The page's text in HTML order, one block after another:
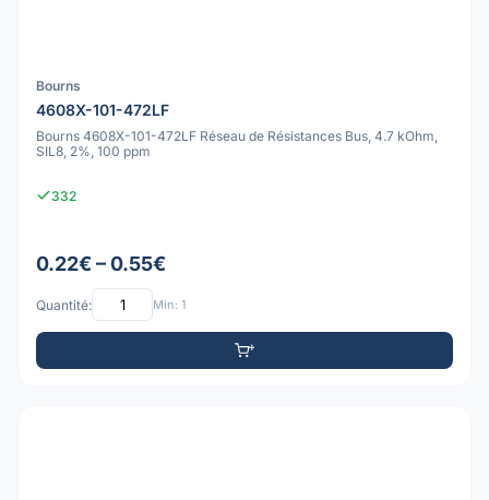
Bourns
4608X-101-472LF
Bourns 4608X-101-472LF Réseau de Résistances Bus, 4.7 kOhm,
SIL8, 2%, 100 ppm
332
0.22€ – 0.55€
Quantité: Min: 1